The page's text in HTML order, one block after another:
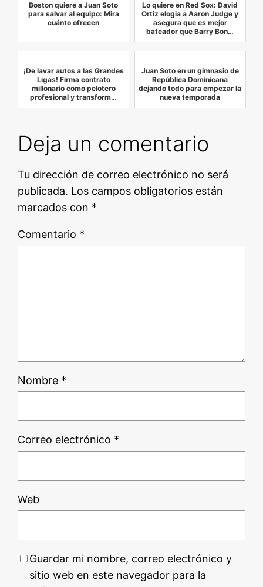
Boston quiere a Juan Soto
para salvar al equipo: Mira
cuánto ofrecen
Lo quiere en Red Sox: David
Ortiz elogia a Aaron Judge y
asegura que es mejor
bateador que Barry Bon…
¡De lavar autos a las Grandes
Ligas! Firma contrato
millonario como pelotero
profesional y transform…
Juan Soto en un gimnasio de
República Dominicana
dejando todo para empezar la
nueva temporada
Deja un comentario
Tu dirección de correo electrónico no será
publicada. Los campos obligatorios están
marcados con *
Comentario *
Nombre *
Correo electrónico *
Web
Guardar mi nombre, correo electrónico y
sitio web en este navegador para la